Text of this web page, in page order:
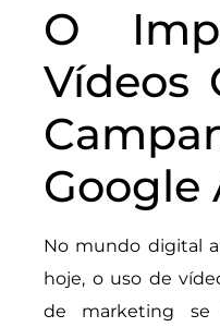
O
Vídeos
Google
No mundo digital
hoje, o uso de
de marketing se